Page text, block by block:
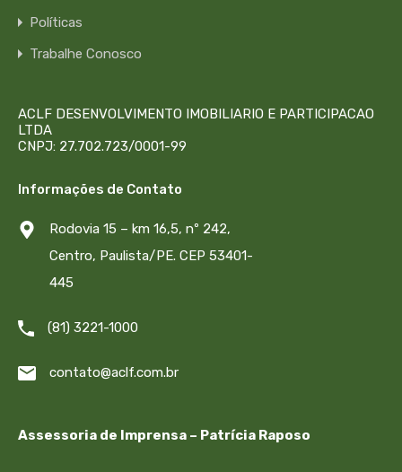
Políticas
Trabalhe Conosco
ACLF DESENVOLVIMENTO IMOBILIARIO E PARTICIPACAO
LTDA
CNPJ: 27.702.723/0001-99
Informações de Contato
Rodovia 15 – km 16,5, nº 242,
Centro, Paulista/PE. CEP 53401-
445
(81) 3221-1000
contato@aclf.com.br
Assessoria de Imprensa – Patrícia Raposo